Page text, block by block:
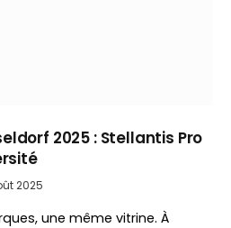
2025 : Stellantis Pro
2025
une même vitrine. À